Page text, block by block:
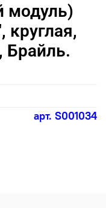
арт. S001034
модуль)
круглая,
Брайль.